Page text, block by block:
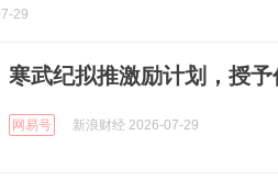
29
寒武纪拟推激励计划，授予
网易号 新浪财经 2026-07-29